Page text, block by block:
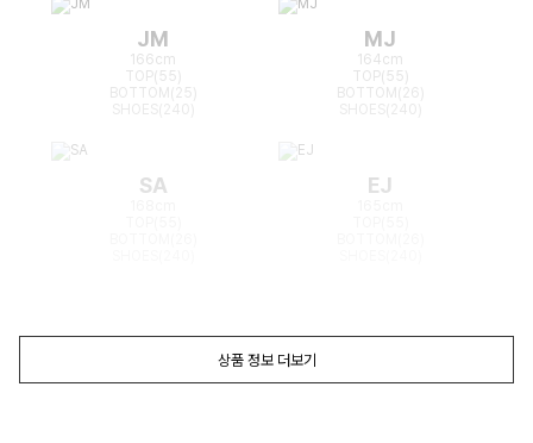
JM
166cm
TOP(55)
BOTTOM(25)
MJ
164cm
TOP(55)
BOTTOM(26)
SA EJ
상품 정보 더보기